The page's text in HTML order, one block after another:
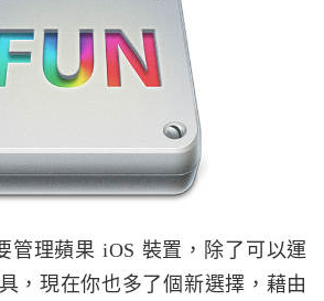
管理蘋果 iOS 裝置，除了可以運
，現在你也多了個新選擇，藉由